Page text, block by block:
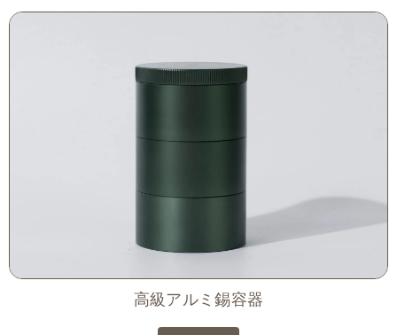
高級アルミ錫容器